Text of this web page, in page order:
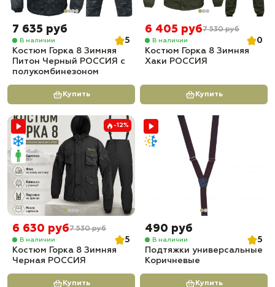
7 635 руб
В наличии
5
Костюм Горка 8 Зимняя
Питон Черный РОССИЯ с
полукомбинезоном
Купить
6 405 руб7 530 руб
В наличии
0
Костюм Горка 8 Зимняя
Хаки РОССИЯ
Купить
-12%
6 630 руб7 530 руб
В наличии
5
Костюм Горка 8 Зимняя
Черная РОССИЯ
Купить
490 руб
В наличии
5
Подтяжки универсальные
Коричневые
Купить